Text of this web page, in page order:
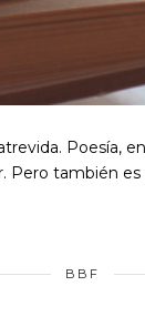
Poesía,
Pero también es
BBF